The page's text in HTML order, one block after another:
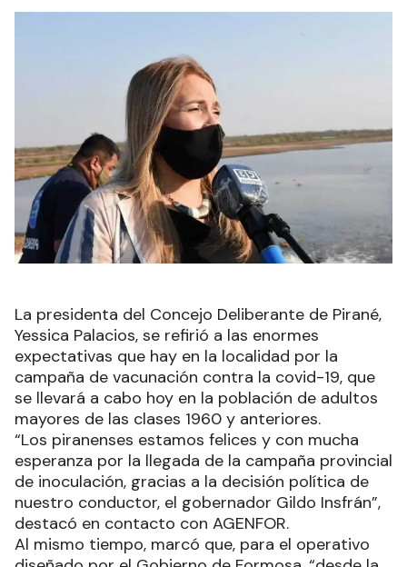
La presidenta del Concejo Deliberante de Pirané,
Yessica Palacios, se refirió a las enormes
expectativas que hay en la localidad por la
campaña de vacunación contra la covid-19, que
se llevará a cabo hoy en la población de adultos
mayores de las clases 1960 y anteriores.
“Los piranenses estamos felices y con mucha
esperanza por la llegada de la campaña provincial
de inoculación, gracias a la decisión política de
nuestro conductor, el gobernador Gildo Insfrán”,
destacó en contacto con AGENFOR.
Al mismo tiempo, marcó que, para el operativo